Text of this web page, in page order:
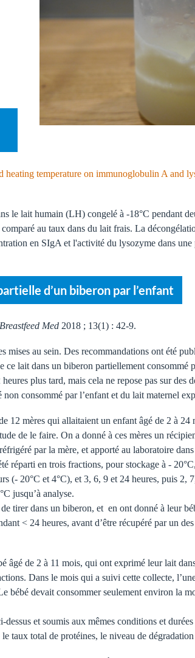
heating temperature on immunoglobulin A and
le lait humain (LH) congelé à -18°C pendant
au taux dans du lait frais. La
en SIgA et l'activité du lysozyme dans
d’un biberon par l’enfant
Breastfeed Med 2018 ; 13(1) : 42-9.
au sein. Des recommandations ont été
lait dans un biberon partiellement consommé
plus tard, mais cela ne repose pas sur des
consommé par l’enfant et du lait maternel
12 mères qui allaitaient un enfant âgé de 2 à
de le faire. On a donné à ces mères un
par la mère, et apporté au laboratoire
réparti en trois fractions, pour stockage à -
(- 20°C et 4°C), et 3, 6, 9 et 24 heures, puis
jusqu’à analyse.
tirer dans un biberon, et en ont donné à leur
< 24 heures, avant d’être récupéré par un
âgé de 2 à 11 mois, qui ont exprimé leur lait
Dans le mois qui a suivi cette collecte,
bébé devait consommer seulement environ la
et soumis aux mêmes conditions et
taux total de protéines, le niveau de